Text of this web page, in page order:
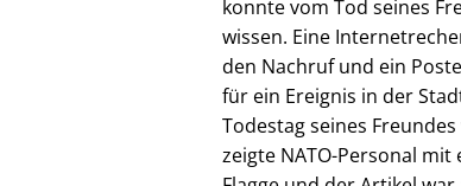
konnte vom Tod seines
wissen. Eine
den Nachruf und ein
für ein Ereignis in der
Todestag seines
zeigte NATO-Personal mit